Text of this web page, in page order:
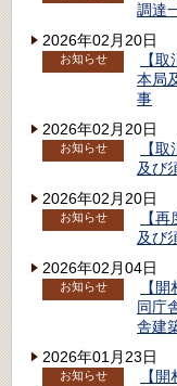
調達
2026年02月20日
お知らせ
【
本局
事
2026年02月20日
お知らせ
【
及び
2026年02月20日
お知らせ
【
及び
2026年02月04日
お知らせ
【
同庁
舎建
2026年01月23日
お知らせ
【